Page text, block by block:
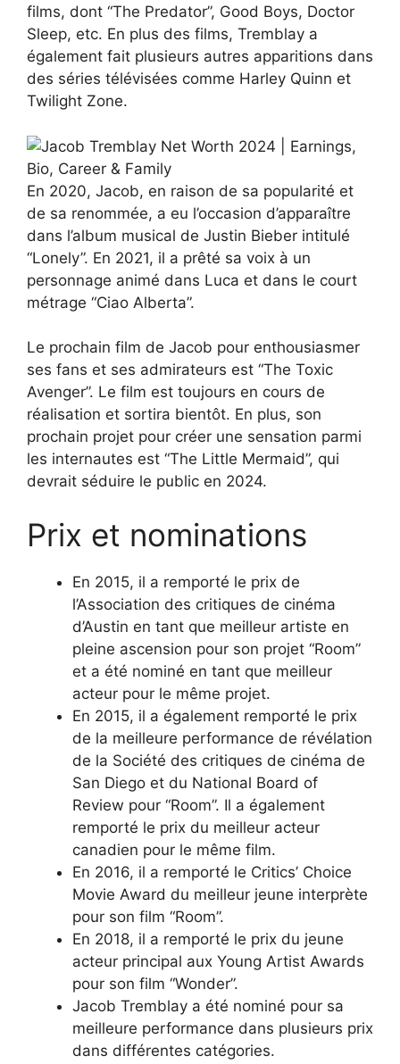
films, dont “The Predator”, Good Boys, Doctor
Sleep, etc. En plus des films, Tremblay a
également fait plusieurs autres apparitions dans
des séries télévisées comme Harley Quinn et
Twilight Zone.
En 2020, Jacob, en raison de sa popularité et
de sa renommée, a eu l’occasion d’apparaître
dans l’album musical de Justin Bieber intitulé
“Lonely”. En 2021, il a prêté sa voix à un
personnage animé dans Luca et dans le court
métrage “Ciao Alberta”.
Le prochain film de Jacob pour enthousiasmer
ses fans et ses admirateurs est “The Toxic
Avenger”. Le film est toujours en cours de
réalisation et sortira bientôt. En plus, son
prochain projet pour créer une sensation parmi
les internautes est “The Little Mermaid”, qui
devrait séduire le public en 2024.
Prix et nominations
En 2015, il a remporté le prix de
l’Association des critiques de cinéma
d’Austin en tant que meilleur artiste en
pleine ascension pour son projet “Room”
et a été nominé en tant que meilleur
acteur pour le même projet.
En 2015, il a également remporté le prix
de la meilleure performance de révélation
de la Société des critiques de cinéma de
San Diego et du National Board of
Review pour “Room”. Il a également
remporté le prix du meilleur acteur
canadien pour le même film.
En 2016, il a remporté le Critics’ Choice
Movie Award du meilleur jeune interprète
pour son film “Room”.
En 2018, il a remporté le prix du jeune
acteur principal aux Young Artist Awards
pour son film “Wonder”.
Jacob Tremblay a été nominé pour sa
meilleure performance dans plusieurs prix
dans différentes catégories.